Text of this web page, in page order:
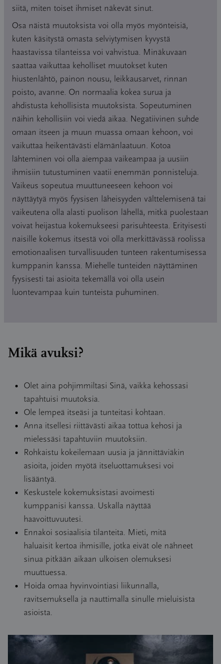
siitä, miten toiset ihmiset näkevät sinut.
Osa näistä muutoksista voi olla myös myönteisiä,
kuten käsitystä omasta selviytymisen kyvystä
haastavissa tilanteissa voi vahvistua. Minäkuvaan
saattaa vaikuttaa keholliset muutokset kuten
hiustenlähtö, painon nousu, leikkausarvet, rinnan
poisto, avanne. On normaalia kokea surua ja
ahdistusta kehollisista muutoksista. Sopeutuminen
näihin kehollisiin voi viedä aikaa. Negatiivinen suhde
omaan itseen ja muun muassa omaan kehoon, voi
vaikuttaa heikentävästi elämänlaatuun. Kotoa
lähteminen voi olla aiempaa vaikeampaa ja uusiin
ihmisiin tutustuminen vaatii enemmän ponnisteluja.
Vaikeus sopeutua muuttuneeseen kehoon voi
näyttäytyä myös fyysisen läheisyyden välttelemisenä tai
vaikeutena olla alasti puolison lähellä, mitkä puolestaan
voivat heijastua kokemukseesi parisuhteesta. Erityisesti
naisille kokemus itsestä voi olla merkittävässä roolissa
emotionaalisen turvallisuuden tunteen rakentumisessa
kumppanin kanssa. Miehelle tunteiden näyttäminen
fyysisesti tai asioita tekemällä voi olla usein
luontevampaa kuin tunteista puhuminen.
Mikä avuksi?
Olet aina pohjimmiltasi Sinä, vaikka kehossasi
tapahtuisi muutoksia.
Ole lempeä itseäsi ja tunteitasi kohtaan.
Anna itsellesi riittävästi aikaa tottua kehosi ja
mielessäsi tapahtuviin muutoksiin.
Rohkaistu kokeilemaan uusia ja jännittäviäkin
asioita, joiden myötä itseluottamuksesi voi
lisääntyä.
Keskustele kokemuksistasi avoimesti
kumppanisi kanssa. Uskalla näyttää
haavoittuvuutesi.
Ennakoi sosiaalisia tilanteita. Mieti, mitä
haluaisit kertoa ihmisille, jotka eivät ole nähneet
sinua pitkään aikaan ulkoisen olemuksesi
muuttuessa.
Hoida omaa hyvinvointiasi liikunnalla,
ravitsemuksella ja nauttimalla sinulle mieluisista
asioista.